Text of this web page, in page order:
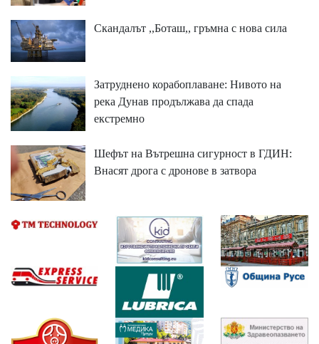
Скандалът ,,Боташ,, гръмна с нова сила
Затруднено корабоплаване: Нивото на
река Дунав продължава да спада
екстремно
Шефът на Вътрешна сигурност в ГДИН:
Внасят дрога с дронове в затвора